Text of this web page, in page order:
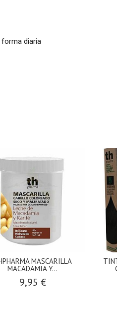
diaria
MASCARILLA
MACADAMIA Y...
9,95 €